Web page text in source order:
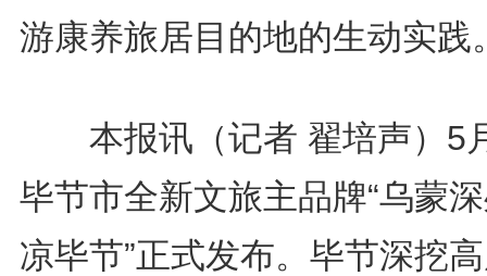
游康养旅居目的地的生动实践
本报讯（记者 翟培声）5
毕节市全新文旅主品牌“乌蒙
凉毕节”正式发布。毕节深挖